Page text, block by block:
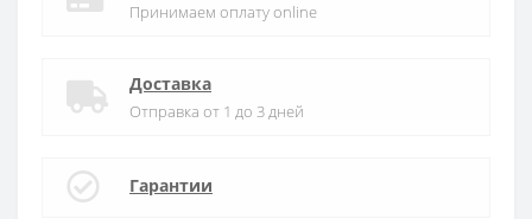
Принимаем оплату online
Доставка
Отправка от 1 до 3 дней
Гарантии